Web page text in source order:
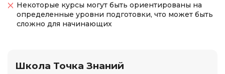
Некоторые курсы могут быть ориентированы на
определенные уровни подготовки, что может быть
сложно для начинающих
Школа Точка Знаний